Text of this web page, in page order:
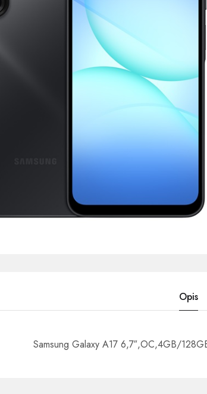
Opis
Samsung Galaxy A17 6,7″,OC,4GB/